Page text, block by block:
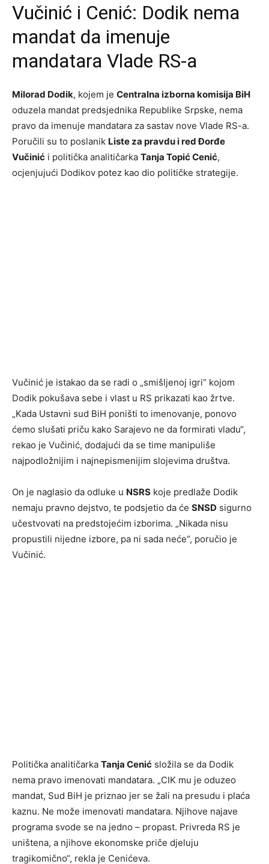
Vučinić i Cenić: Dodik nema
mandat da imenuje
mandatara Vlade RS-a
Milorad Dodik, kojem je Centralna izborna komisija BiH
oduzela mandat predsjednika Republike Srpske, nema
pravo da imenuje mandatara za sastav nove Vlade RS-a.
Poručili su to poslanik Liste za pravdu i red Đorđe
Vučinić i politička analitičarka Tanja Topić Cenić,
ocjenjujući Dodikov potez kao dio političke strategije.
Vučinić je istakao da se radi o „smišljenoj igri“ kojom
Dodik pokušava sebe i vlast u RS prikazati kao žrtve.
„Kada Ustavni sud BiH poništi to imenovanje, ponovo
ćemo slušati priču kako Sarajevo ne da formirati vladu“,
rekao je Vučinić, dodajući da se time manipuliše
najpodložnijim i najnepismenijim slojevima društva.
On je naglasio da odluke u NSRS koje predlaže Dodik
nemaju pravno dejstvo, te podsjetio da će SNSD sigurno
učestvovati na predstojećim izborima. „Nikada nisu
propustili nijedne izbore, pa ni sada neće“, poručio je
Vučinić.
Politička analitičarka Tanja Cenić složila se da Dodik
nema pravo imenovati mandatara. „CIK mu je oduzeo
mandat, Sud BiH je priznao jer se žali na presudu i plaća
kaznu. Ne može imenovati mandatara. Njihove najave
programa svode se na jedno – propast. Privreda RS je
uništena, a njihove ekonomske priče djeluju
tragikomično“, rekla je Cenićeva.